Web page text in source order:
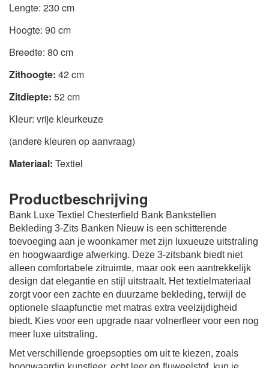
Lengte: 230 cm
Hoogte: 90 cm
Breedte: 80 cm
Zithoogte: 42 cm
Zitdiepte: 52 cm
Kleur: vrije kleurkeuze
(andere kleuren op aanvraag)
Materiaal: Textiel
Productbeschrijving
Bank Luxe Textiel Chesterfield Bank Bankstellen
Bekleding 3-Zits Banken Nieuw is een schitterende
toevoeging aan je woonkamer met zijn luxueuze uitstraling
en hoogwaardige afwerking. Deze 3-zitsbank biedt niet
alleen comfortabele zitruimte, maar ook een aantrekkelijk
design dat elegantie en stijl uitstraalt. Het textielmateriaal
zorgt voor een zachte en duurzame bekleding, terwijl de
optionele slaapfunctie met matras extra veelzijdigheid
biedt. Kies voor een upgrade naar volnerfleer voor een nog
meer luxe uitstraling.
Met verschillende groepsopties om uit te kiezen, zoals